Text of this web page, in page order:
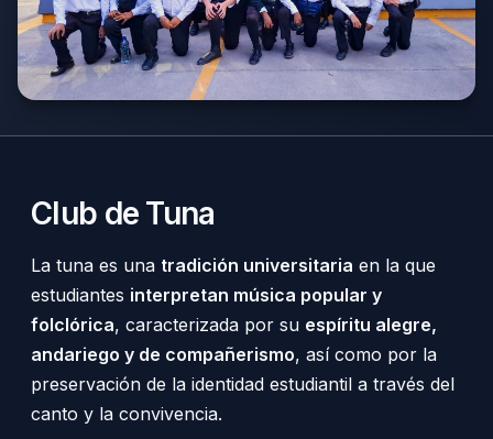
Club de Tuna
La tuna es una tradición universitaria en la que
estudiantes interpretan música popular y
folclórica, caracterizada por su espíritu alegre,
andariego y de compañerismo, así como por la
preservación de la identidad estudiantil a través del
canto y la convivencia.